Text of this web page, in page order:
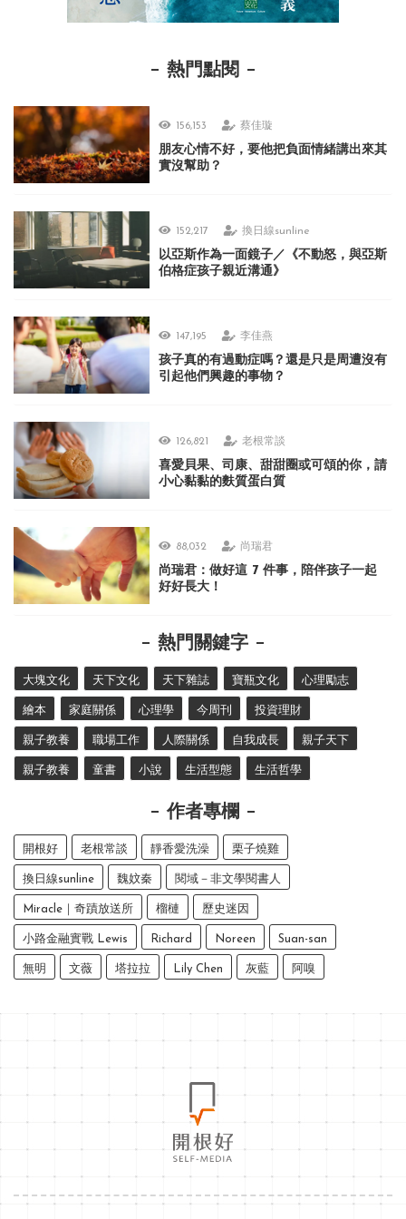
熱門點閱
156,153 蔡佳璇
朋友心情不好，要他把負面情緒講出來其
實沒幫助？
152,217 換日線sunline
以亞斯作為一面鏡子／《不動怒，與亞斯
伯格症孩子親近溝通》
147,195 李佳燕
孩子真的有過動症嗎？還是只是周遭沒有
引起他們興趣的事物？
126,821 老根常談
喜愛貝果、司康、甜甜圈或可頌的你，請
小心黏黏的麩質蛋白質
88,032 尚瑞君
尚瑞君：做好這 7 件事，陪伴孩子一起
好好長大！
熱門關鍵字
大塊文化 天下文化 天下雜誌 寶瓶文化 心理勵志
繪本 家庭關係 心理學 今周刊 投資理財
親子教養 職場工作 人際關係 自我成長 親子天下
親子教養 童書 小說 生活型態 生活哲學
作者專欄
開根好 老根常談 靜香愛洗澡 栗子燒雞
換日線sunline 魏妏秦 閱域－非文學閱書人
Miracle｜奇蹟放送所 榴槤 歷史迷因
小路金融實戰 Lewis Richard Noreen Suan-san
無明 文薇 塔拉拉 Lily Chen 灰藍 阿嗅